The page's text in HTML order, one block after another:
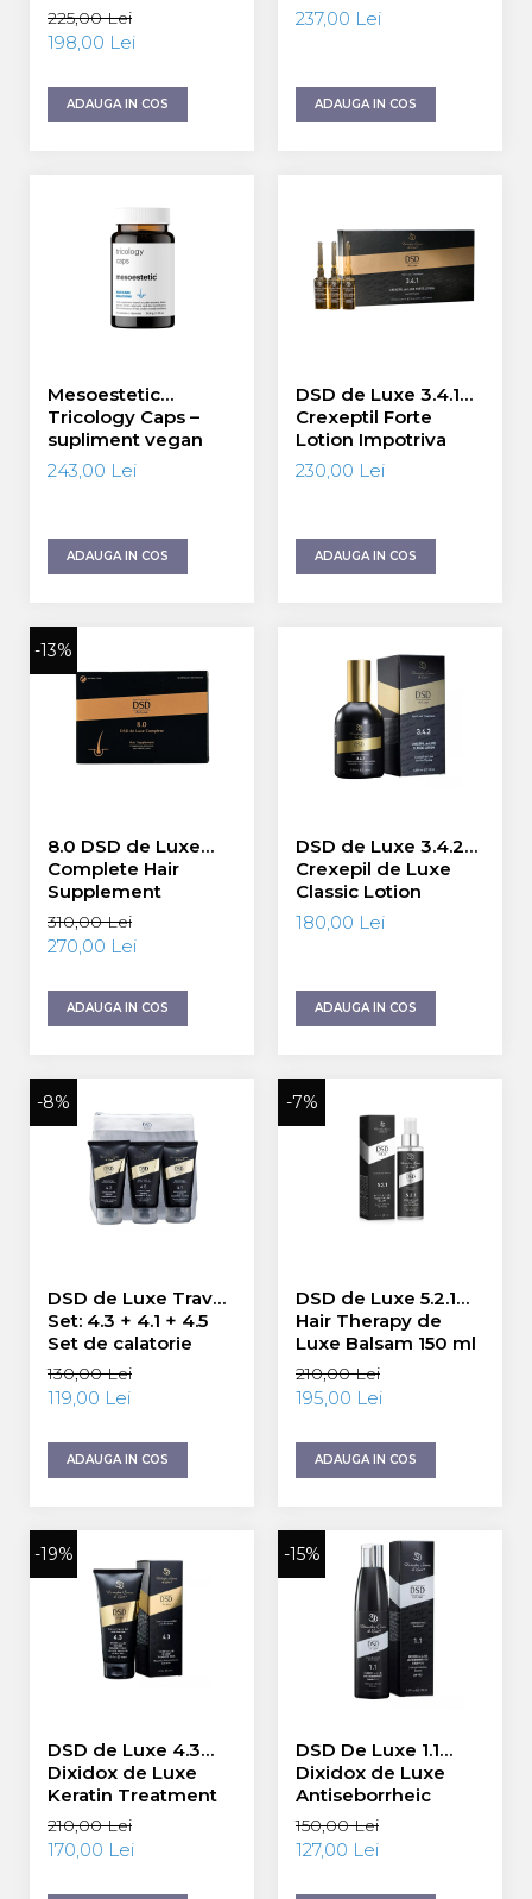
Shampoo - Sampon
cu Keratina 500 ml
225,00 Lei
198,00 Lei
ADAUGA IN COS
Recharge Bar
237,00 Lei
ADAUGA IN COS
Mesoestetic
Tricology Caps –
supliment vegan
impotriva caderii
parului 60 capsule
243,00 Lei
ADAUGA IN COS
DSD de Luxe 3.4.1
Crexeptil Forte
Lotion Impotriva
Caderii Parului 10
fiole
230,00 Lei
ADAUGA IN COS
-13%
8.0 DSD de Luxe
Complete Hair
Supplement
Supliment Complet
pentru Păr 60
capsule
310,00 Lei
270,00 Lei
ADAUGA IN COS
DSD de Luxe 3.4.2
Crexepil de Luxe
Classic Lotion
Lotiune Clasica 100
ml
180,00 Lei
ADAUGA IN COS
-8%
DSD de Luxe Travel
Set: 4.3 + 4.1 + 4.5
Set de calatorie
3x50ml
130,00 Lei
119,00 Lei
ADAUGA IN COS
-7%
DSD de Luxe 5.2.1
Hair Therapy de
Luxe Balsam 150 ml
210,00 Lei
195,00 Lei
ADAUGA IN COS
-19%
DSD de Luxe 4.3
Dixidox de Luxe
Keratin Treatment
Mask Masca cu
Keratina 200 ml
210,00 Lei
170,00 Lei
-15%
DSD De Luxe 1.1
Dixidox de Luxe
Antiseborrheic
Shampoo 200 ml
150,00 Lei
127,00 Lei